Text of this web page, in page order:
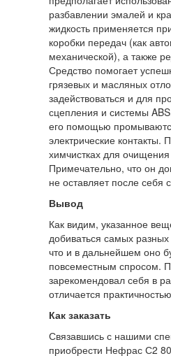
разбавлении эмалей и
жидкость применяется
коробки передач (как
механической), а также
Средство помогает
грязевых и масляных
задействоваться и для
сцепления и системы
его помощью
электрические контакты.
химчистках для
Примечательно, что он
не оставляет после себя
Вывод
Как видим, указанное
добиваться самых
что и в дальнейшем оно
повсеместным спросом.
зарекомендовал себя в
отличается
Как заказать
Связавшись с нашими
приобрести Нефрас С2